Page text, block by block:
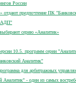
России
предпочтение ПК
АДП"
серию «Аналитик»
10.5. программ серии
Аналитик"
для арбитражных
Аналитик" - один из самых